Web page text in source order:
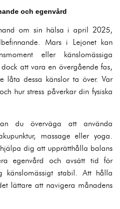
och egenvård
om sin hälsa i april 2025,
Mars i Lejonet kan
eller känslomässiga
att vara en övergående fas,
låta dessa känslor ta över. Var
hur stress påverkar din fysiska
du överväga att använda
massage eller yoga.
dig att upprätthålla balans
egenvård och avsätt tid för
stabil. Att hålla
lättare att navigera månadens